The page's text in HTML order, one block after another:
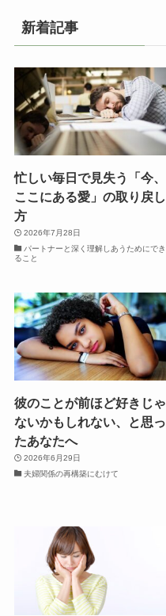
新着記事
忙しい毎日で見失う「今、
ここにある愛」の取り戻し
方
2026年7月28日
パートナーと深く理解しあうためにでき
ること
彼のことが前ほど好きじゃ
ないかもしれない、と思っ
たあなたへ
2026年6月29日
夫婦関係の再構築にむけて